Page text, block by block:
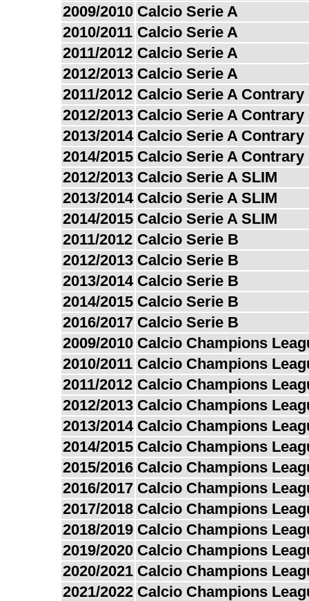
2009/2010 Calcio Serie A
2010/2011 Calcio Serie A
2011/2012 Calcio Serie A
2012/2013 Calcio Serie A
2011/2012 Calcio Serie A Contrary
2012/2013 Calcio Serie A Contrary
2013/2014 Calcio Serie A Contrary
2014/2015 Calcio Serie A Contrary
2012/2013 Calcio Serie A SLIM
2013/2014 Calcio Serie A SLIM
2014/2015 Calcio Serie A SLIM
2011/2012 Calcio Serie B
2012/2013 Calcio Serie B
2013/2014 Calcio Serie B
2014/2015 Calcio Serie B
2016/2017 Calcio Serie B
2009/2010 Calcio Champions
2010/2011 Calcio Champions
2011/2012 Calcio Champions
2012/2013 Calcio Champions
2013/2014 Calcio Champions
2014/2015 Calcio Champions
2015/2016 Calcio Champions
2016/2017 Calcio Champions
2017/2018 Calcio Champions
2018/2019 Calcio Champions
2019/2020 Calcio Champions
2020/2021 Calcio Champions
2021/2022 Calcio Champions